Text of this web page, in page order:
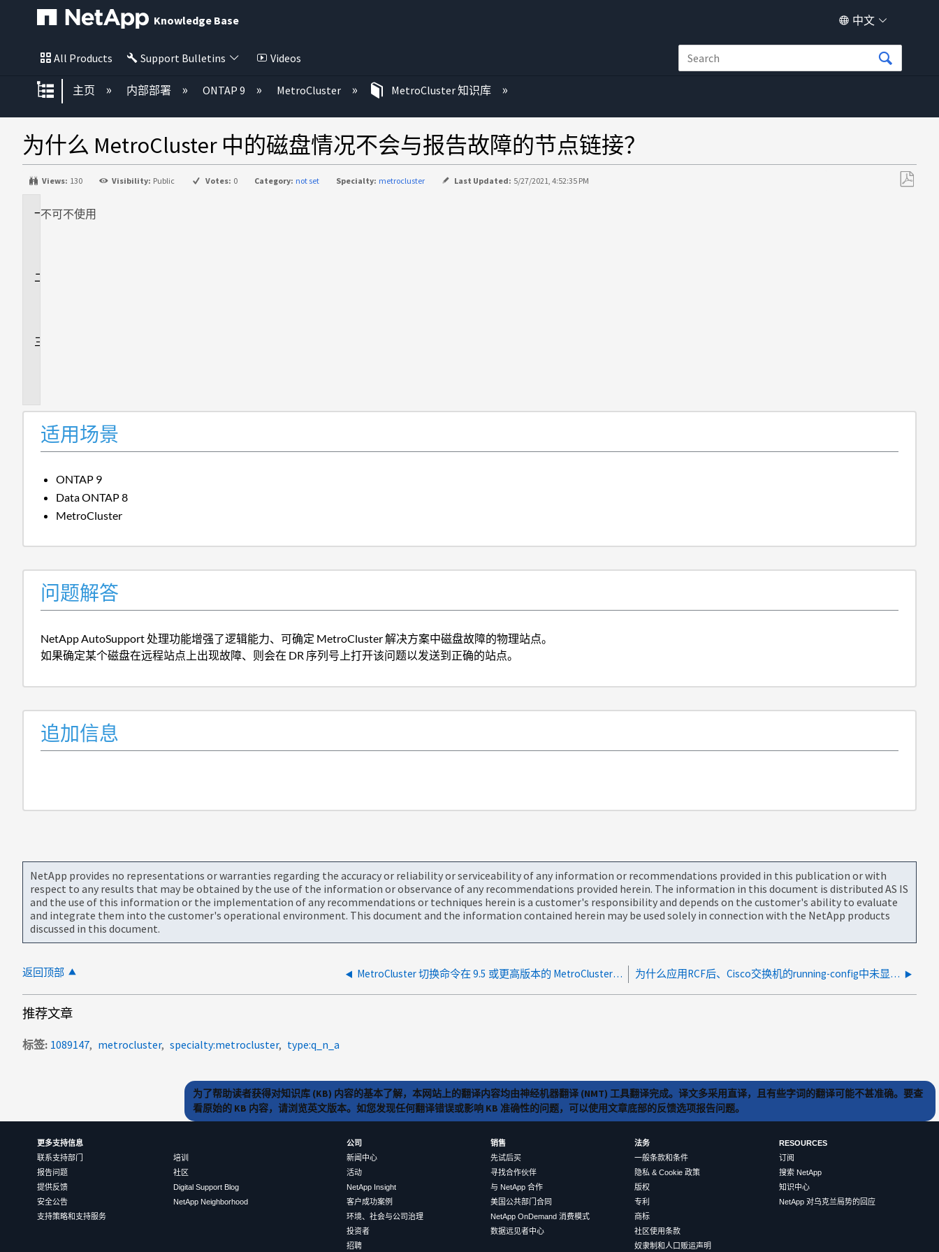
Knowledge Base 中文
All Products Support Bulletins Videos
扩展/隐缩全局层次
主页 内部部署 ONTAP 9 MetroCluster MetroCluster 知识库
为什么 MetroCluster 中的磁盘情况不会与报告故障的节点链接？
Views: 130 Visibility: Public Votes: 0 Category: not set Specialty: metrocluster Last Updated: 5/27/2021, 4:52:35 PM
适
不可不使用
适用场景
ONTAP 9
Data ONTAP 8
MetroCluster
问题解答
NetApp AutoSupport 处理功能增强了逻辑能力、可确定 MetroCluster 解决方案中磁盘故障的物理站点。
如果确定某个磁盘在远程站点上出现故障、则会在 DR 序列号上打开该问题以发送到正确的站点。
追加信息
NetApp provides no representations or warranties regarding the accuracy or reliability or serviceability of any information or recommendations provided in this publication or with
respect to any results that may be obtained by the use of the information or observance of any recommendations provided herein. The information in this document is distributed AS IS
and the use of this information or the implementation of any recommendations or techniques herein is a customer's responsibility and depends on the customer's ability to evaluate
and integrate them into the customer's operational environment. This document and the information contained herein may be used solely in connection with the NetApp products
discussed in this document.
返回顶部 MetroCluster 切换命令在 9.5 或更高版本的 MetroCluster IP 上使用时间较长的原因是什么？ 为什么应用RCF后、Cisco交换机的running-config中未显示"cdp enable"？
推荐文章
标签 1089147 metrocluster specialty:metrocluster type:q_n_a
为了帮助读者获得对知识库 (KB) 内容的基本了解，本网站上的翻译内容均由神经机器翻译 (NMT) 工具翻译完成。译文多采用直译，且有些字词的翻译可能不甚准确。要查
看原始的 KB 内容，请浏览英文版本。如您发现任何翻译错误或影响 KB 准确性的问题，可以使用文章底部的反馈选项报告问题。
更多支持信息
联系支持部门
报告问题
提供反馈
安全公告
支持策略和支持服务
培训
社区
Digital Support Blog
NetApp Neighborhood
公司
新闻中心
活动
NetApp Insight
客户成功案例
环境、社会与公司治理
投资者
招聘
销售
先试后买
寻找合作伙伴
与 NetApp 合作
美国公共部门合同
NetApp OnDemand 消费模式
数据远见者中心
法务
一般条款和条件
隐私 & Cookie 政策
版权
专利
商标
社区使用条款
奴隶制和人口贩运声明
RESOURCES
订阅
搜索 NetApp
知识中心
NetApp 对乌克兰局势的回应